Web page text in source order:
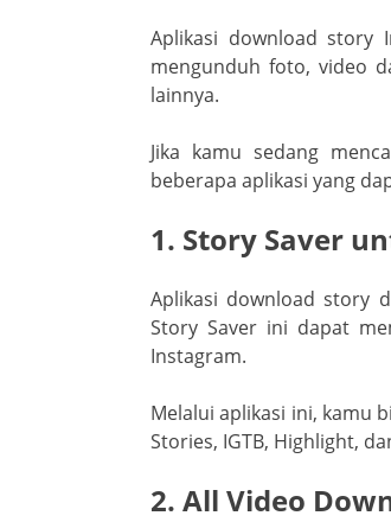
Aplikasi download story
mengunduh foto, video
lainnya.
Jika kamu sedang
beberapa aplikasi yang
1. Story Saver
Aplikasi download story
Story Saver ini dapat
Instagram.
Melalui aplikasi ini, kamu
Stories, IGTB, Highlight,
2. All Video